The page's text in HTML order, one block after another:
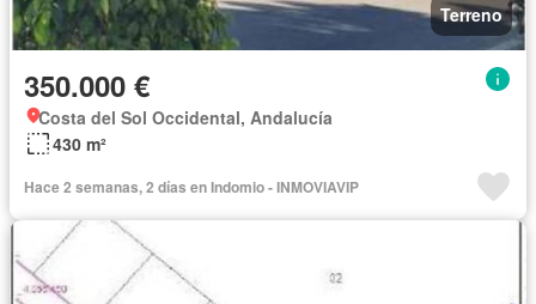
Terreno
350.000 €
Costa del Sol Occidental, Andalucía
430 m²
Hace 2 semanas, 2 días en Indomio - INMOVIAVIP